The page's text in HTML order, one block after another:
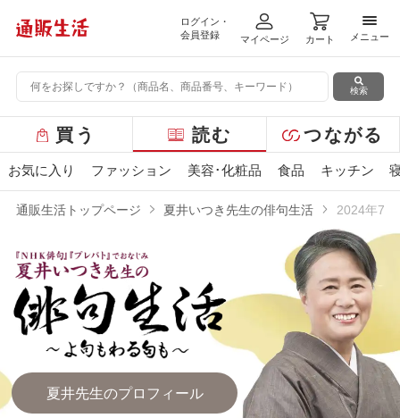
ログイン・
会員登録
マイページ カート
メニ
メニュー
検索
ー
バ
買う 読む つながる
お気に入り ファッション 美容･化粧品 食品 キッチン
通販生活トップページ 夏井いつき先生の俳句生活 2024年7
夏井先生のプロフィール